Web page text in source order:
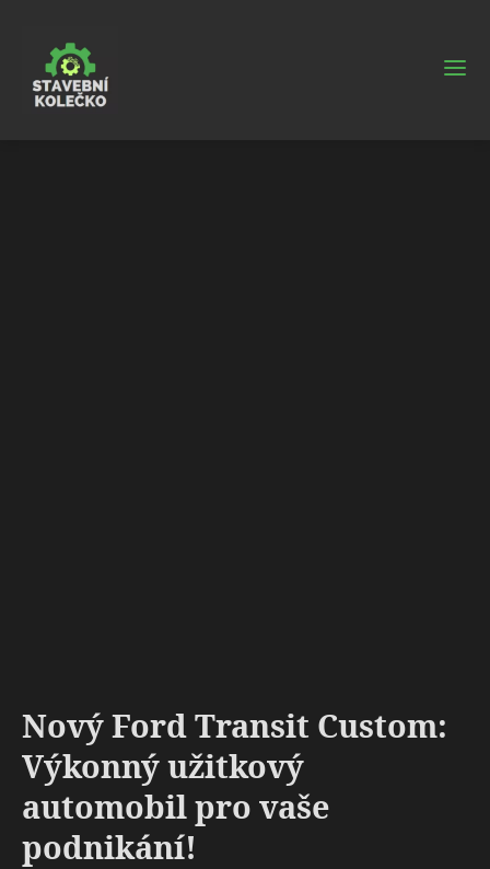
Nový Ford Transit Custom:
Výkonný užitkový
automobil pro vaše
podnikání!